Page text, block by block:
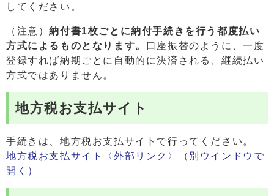
してください。
（注意）納付書1枚ごとに納付手続きを行う都度払い
方式によるものとなります。 口座振替のように、一度
登録すれば納期ごとに自動的に決済される、継続払い
方式ではありません。
地方税お支払サイト
手続きは、地方税お支払サイトで行ってください。
地方税お支払サイト〈外部リンク〉
（別ウインドウで
開く）